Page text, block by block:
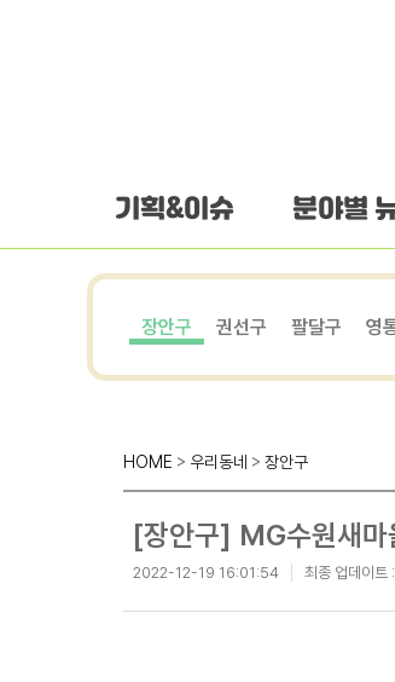
기획&이슈 분야별
장안구 권선구 팔달구 영
HOME > 우리동네 > 장안구
[장안구] MG수원새마
2022-12-19 16:01:54 최종 업데이트 :